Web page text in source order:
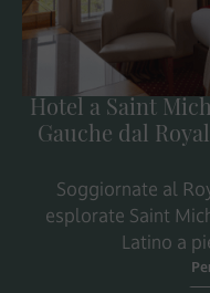
Hotel a Saint
Gauche dal
Soggiornate al
esplorate Saint
Latino a